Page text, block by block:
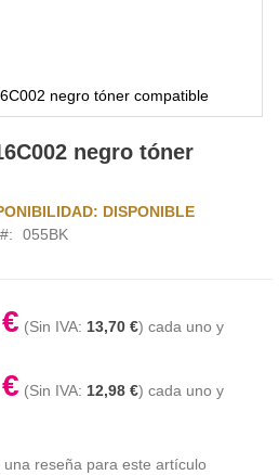
negro tóner compatible
negro tóner
DISPONIBLE
055BK
13,70 € cada uno y
12,98 € cada uno y
reseña para este artículo